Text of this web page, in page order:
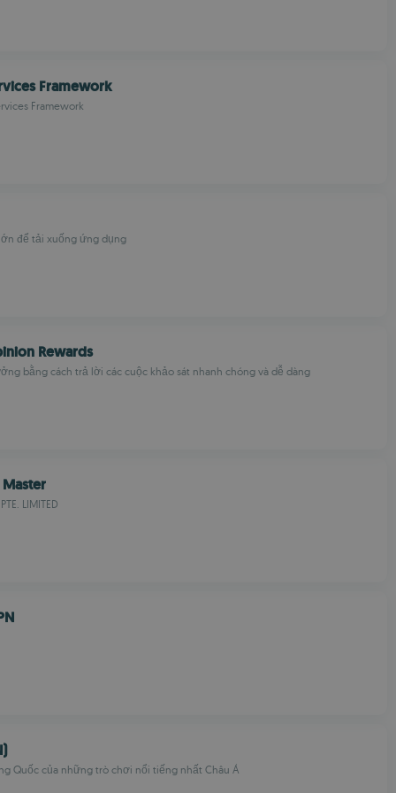
Framework
Framework
để tải xuống ứng dụng
Rewards
bằng cách trả lời các cuộc khảo sát nhanh chóng và dễ dàng
LIMITED
Quốc của những trò chơi nổi tiếng nhất Châu Á